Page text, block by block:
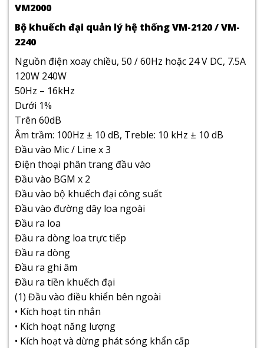
VM2000
Bộ khuếch đại quản lý hệ thống VM-2120 / VM-
2240
Nguồn điện xoay chiều, 50 / 60Hz hoặc 24 V DC, 7.5A
120W 240W
50Hz – 16kHz
Dưới 1%
Trên 60dB
Âm trầm: 100Hz ± 10 dB, Treble: 10 kHz ± 10 dB
Đầu vào Mic / Line x 3
Điện thoại phân trang đầu vào
Đầu vào BGM x 2
Đầu vào bộ khuếch đại công suất
Đầu vào đường dây loa ngoài
Đầu ra loa
Đầu ra dòng loa trực tiếp
Đầu ra dòng
Đầu ra ghi âm
Đầu ra tiền khuếch đại
(1) Đầu vào điều khiển bên ngoài
• Kích hoạt tin nhắn
• Kích hoạt năng lượng
• Kích hoạt và dừng phát sóng khẩn cấp